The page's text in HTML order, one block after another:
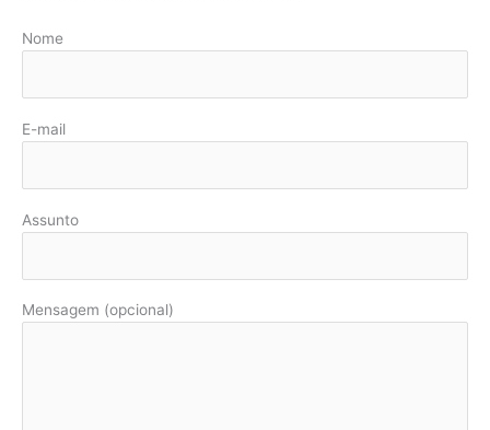
Nome
E-mail
Assunto
Mensagem (opcional)